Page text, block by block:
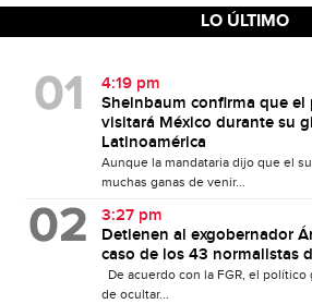
LO ÚLTIMO
4:19 pm
Sheinbaum confirma que el
visitará México durante su
Latinoamérica
Aunque la mandataria dijo que el
muchas ganas de venir...
3:27 pm
Detienen al exgobernador
caso de los 43 normalistas
De acuerdo con la FGR, el
de ocultar...